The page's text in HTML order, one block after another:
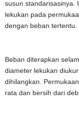
susun standarisasinya.
lekukan pada
dengan beban tertentu.
Beban diterapkan
diameter lekukan
dihilangkan.
rata dan bersih dari